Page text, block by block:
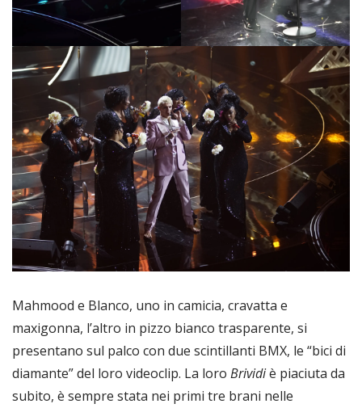
Mahmood e Blanco, uno in camicia, cravatta e
maxigonna, l’altro in pizzo bianco trasparente, si
presentano sul palco con due scintillanti BMX, le “bici di
diamante” del loro videoclip. La loro Brividiè piaciuta da
subito, è sempre stata nei primi tre brani nelle